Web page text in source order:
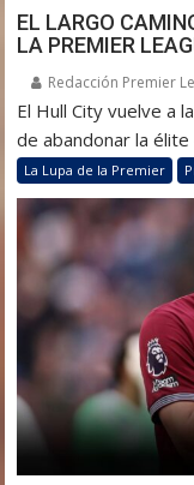
EL LARGO
LA PREMIER
Redacción Premier
El Hull City vuelve a
de abandonar la élite
La Lupa de la Premier